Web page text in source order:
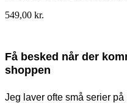
549,00 kr.
Få besked når der
shoppen
Jeg laver ofte små serier på